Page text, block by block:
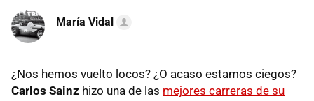
María Vidal
¿Nos hemos vuelto locos? ¿O acaso estamos ciegos?
Carlos Sainz hizo una de las mejores carreras de su